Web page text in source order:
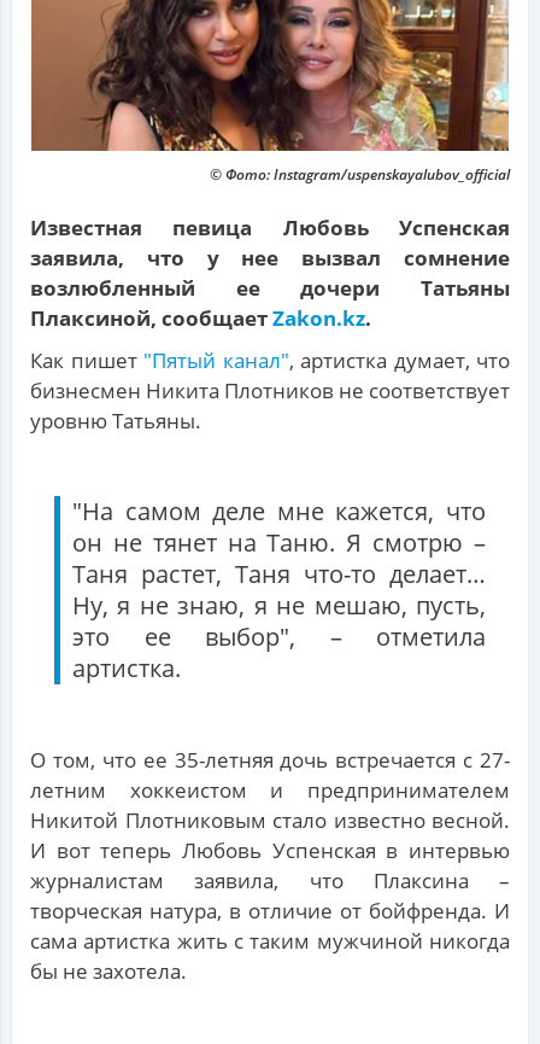
© Фото: Instagram/uspenskayalubov_official
Известная певица Любовь Успенская
заявила, что у нее вызвал сомнение
возлюбленный ее дочери Татьяны
Плаксиной, сообщаетZakon.kz.
Как пишет "Пятый канал", артистка думает, что
бизнесмен Никита Плотников не соответствует
уровню Татьяны.
"На самом деле мне кажется, что
он не тянет на Таню. Я смотрю –
Таня растет, Таня что-то делает…
Ну, я не знаю, я не мешаю, пусть,
это ее выбор", – отметила
артистка.
О том, что ее 35-летняя дочь встречается с 27-
летним хоккеистом и предпринимателем
Никитой Плотниковым стало известно весной.
И вот теперь Любовь Успенская в интервью
журналистам заявила, что Плаксина –
творческая натура, в отличие от бойфренда. И
сама артистка жить с таким мужчиной никогда
бы не захотела.